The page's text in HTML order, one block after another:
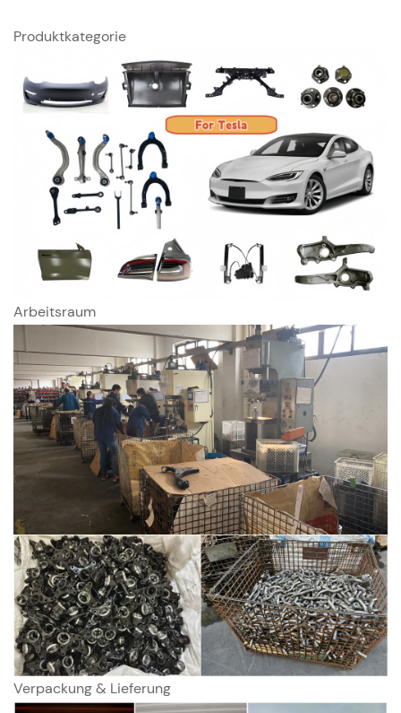
Produktkategorie
Arbeitsraum
Verpackung & Lieferung